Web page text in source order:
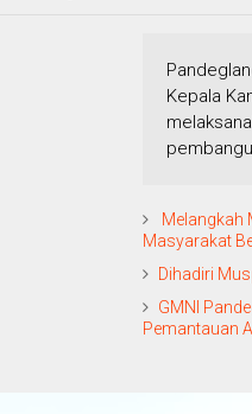
Kepala
Melangkah
Masyarakat
Dihadiri
GMNI
Pemantauan